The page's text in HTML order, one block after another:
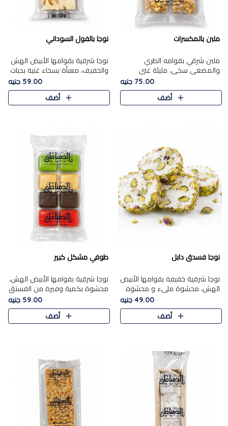
ملبن بالمكسرات
ملبن شرقي بقوامه الطري
والمضغي سخي، مليئة غني
بتشكيلة فاخرة من المكسرات
مشكلة المختارة التي تقدم تضيف
قرمشة مميزة مرضية ونكهة
75.00 جنيه
أضف
نوجا بالفول السوداني
نوجا شرقية بقوامها الأبيض الهش
والخفيف، معبأة بسخاء غنية بحبات
الفول السوداني المحمص التي
يقدم تضيف قرمشة مميزة مرضية
وتوازنًا رائعًا مع حلا..
59.00 جنيه
أضف
نوجا فسدق دابل
نوجا شرقية خفيفة بقوامها الأبيض
الهش، محشوة مليء و محشوة
بـكمية وفيرة من الفستق الفاخر
لتمنحك نكهة مكسرات غنية
وقرمشة مميزة في كل قطعة و
49.00 جنيه
أضف
طوفي مشكل كبير
نوجا شرقية بقوامها الأبيض الهش،
محشوة بكمية وفيرة من الفستق
الفاخر لتمنحك نكهة غنية وقرمشة
مميزة في كل قطعة، لتجربة تجمع
بين الفخامة والمذاق..
59.00 جنيه
أضف